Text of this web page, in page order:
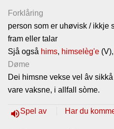
Forklåring
person som er uhøvisk / ikkje
fram eller talar
Sjå også hims, himselèg'e (V),
Døme
Dei himsne vekse vel âv
vare vaksne, i allfall sòme.
volume_upSpel av Har du
vallemålet
Gjestebok
Nyhende
Lenkjer